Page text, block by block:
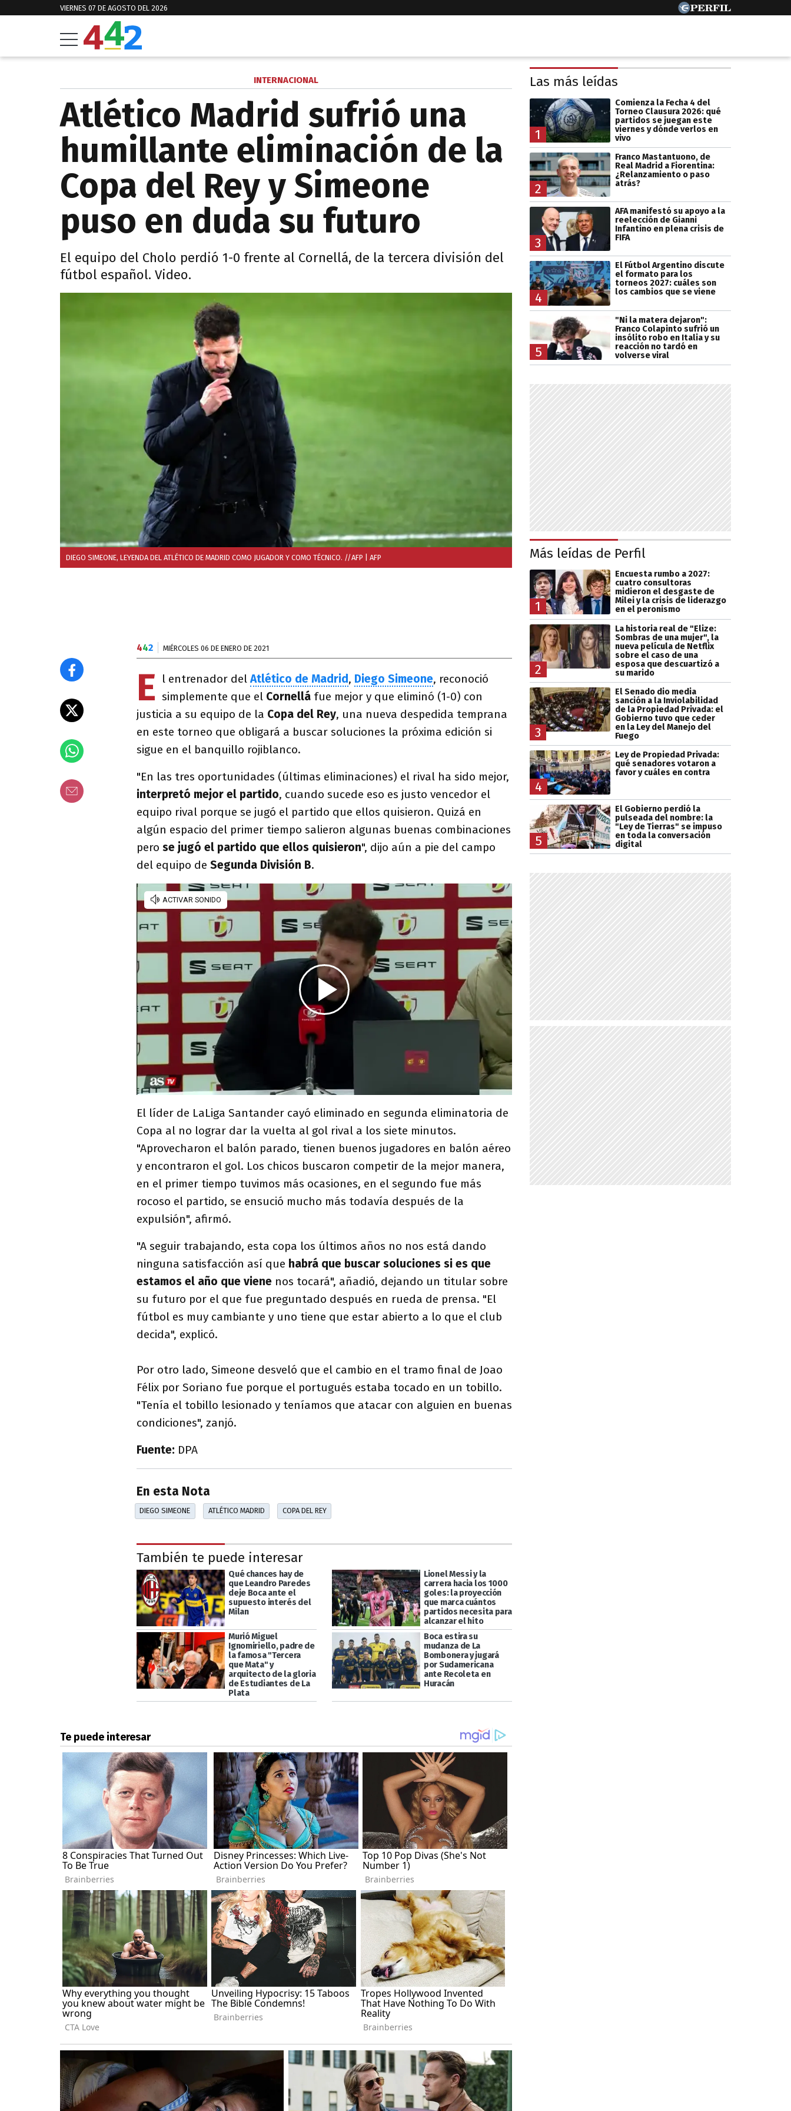
VIERNES 07 DE AGOSTO DEL 2026
INTERNACIONAL
Atlético Madrid sufrió una
humillante eliminación de la
Copa del Rey y Simeone
puso en duda su futuro
El equipo del Cholo perdió 1-0 frente al Cornellá, de la tercera división del
fútbol español. Video.
DIEGO SIMEONE, LEYENDA DEL ATLÉTICO DE MADRID COMO JUGADOR Y COMO TÉCNICO. //AFP | AFP
442 MIÉRCOLES 06 DE ENERO DE 2021
E l entrenador delAtlético de Madrid, Diego Simeone, reconoció
simplemente que el Cornellá fue mejor y que eliminó (1-0) con
justicia a su equipo de la Copa del Rey, una nueva despedida temprana
en este torneo que obligará a buscar soluciones la próxima edición si
sigue en el banquillo rojiblanco.
"En las tres oportunidades (últimas eliminaciones) el rival ha sido mejor,
interpretó mejor el partido, cuando sucede eso es justo vencedor el
equipo rival porque se jugó el partido que ellos quisieron. Quizá en
algún espacio del primer tiempo salieron algunas buenas combinaciones
pero se jugó el partido que ellos quisieron", dijo aún a pie del campo
del equipo de Segunda División B.
El líder de LaLiga Santander cayó eliminado en segunda eliminatoria de
Copa al no lograr dar la vuelta al gol rival a los siete minutos.
"Aprovecharon el balón parado, tienen buenos jugadores en balón aéreo
y encontraron el gol. Los chicos buscaron competir de la mejor manera,
en el primer tiempo tuvimos más ocasiones, en el segundo fue más
rocoso el partido, se ensució mucho más todavía después de la
expulsión", afirmó.
"A seguir trabajando, esta copa los últimos años no nos está dando
ninguna satisfacción así que habrá que buscar soluciones si es que
estamos el año que viene nos tocará", añadió, dejando un titular sobre
su futuro por el que fue preguntado después en rueda de prensa. "El
fútbol es muy cambiante y uno tiene que estar abierto a lo que el club
decida", explicó.
Por otro lado, Simeone desveló que el cambio en el tramo final de Joao
Félix por Soriano fue porque el portugués estaba tocado en un tobillo.
"Tenía el tobillo lesionado y teníamos que atacar con alguien en buenas
condiciones", zanjó.
Fuente: DPA
En esta Nota
DIEGO SIMEONE ATLÉTICO MADRID COPA DEL REY
También te puede interesar
Qué chances hay de
que Leandro Paredes
deje Boca ante el
supuesto interés del
Milan
Lionel Messi y la
carrera hacia los 1000
goles: la proyección
que marca cuántos
partidos necesita para
alcanzar el hito
Murió Miguel
Ignomiriello, padre de
la famosa "Tercera
que Mata" y
arquitecto de la gloria
de Estudiantes de La
Plata
Boca estira su
mudanza de La
Bombonera y jugará
por Sudamericana
ante Recoleta en
Huracán
Las más leídas
1
Comienza la Fecha 4 del
Torneo Clausura 2026: qué
partidos se juegan este
viernes y dónde verlos en
vivo
2
Franco Mastantuono, de
Real Madrid a Fiorentina:
¿Relanzamiento o paso
atrás?
3
AFA manifestó su apoyo a la
reelección de Gianni
Infantino en plena crisis de
FIFA
4
El Fútbol Argentino discute
el formato para los
torneos 2027: cuáles son
los cambios que se viene
5
"Ni la matera dejaron":
Franco Colapinto sufrió un
insólito robo en Italia y su
reacción no tardó en
volverse viral
Más leídas de Perfil
1
Encuesta rumbo a 2027:
cuatro consultoras
midieron el desgaste de
Milei y la crisis de liderazgo
en el peronismo
2
La historia real de "Elize:
Sombras de una mujer", la
nueva película de Netflix
sobre el caso de una
esposa que descuartizó a
su marido
3
El Senado dio media
sanción a la Inviolabilidad
de la Propiedad Privada: el
Gobierno tuvo que ceder
en la Ley del Manejo del
Fuego
4
Ley de Propiedad Privada:
qué senadores votaron a
favor y cuáles en contra
5
El Gobierno perdió la
pulseada del nombre: la
"Ley de Tierras" se impuso
en toda la conversación
digital